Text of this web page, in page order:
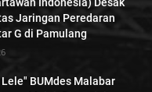
Indonesia) Desak
Jaringan Peredaran
G di Pamulang
BUMdes Malabar